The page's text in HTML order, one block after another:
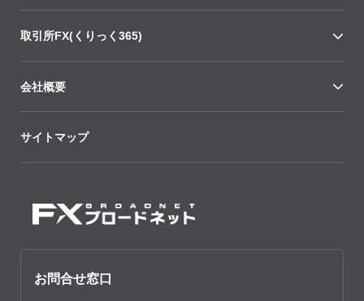
取引所FX(くりっく365)
会社概要
サイトマップ
お問合せ窓口